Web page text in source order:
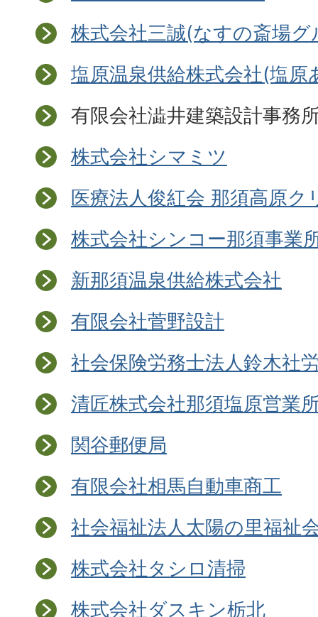
株式会社三誠(なすの斎場グ
塩原温泉供給株式会社(塩原
有限会社澁井建築設計事務
株式会社シマミツ
医療法人俊紅会 那須高原ク
株式会社シンコー那須事業
新那須温泉供給株式会社
有限会社菅野設計
社会保険労務士法人鈴木社
清匠株式会社那須塩原営業
関谷郵便局
有限会社相馬自動車商工
社会福祉法人太陽の里福祉
株式会社タシロ清掃
株式会社ダスキン栃北